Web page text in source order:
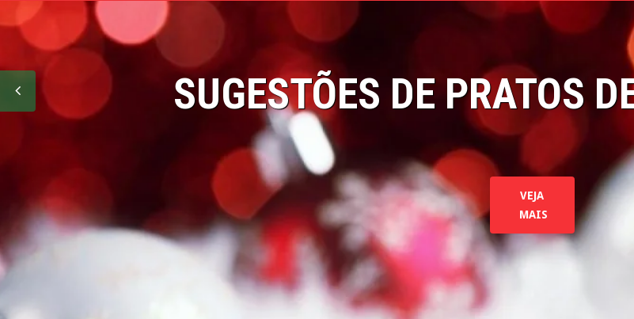
SUGESTÕES DE PRATOS
VEJA
MAIS